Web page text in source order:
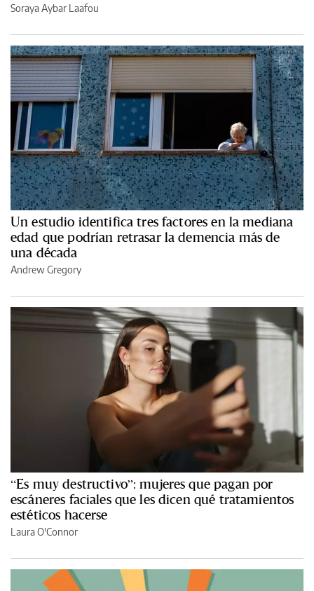
Soraya Aybar Laafou
Un estudio identifica tres factores en la mediana
edad que podrían retrasar la demencia más de
una década
Andrew Gregory
“Es muy destructivo”: mujeres que pagan por
escáneres faciales que les dicen qué tratamientos
estéticos hacerse
Laura O'Connor